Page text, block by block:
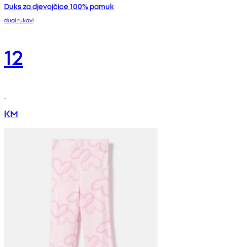
Duks za djevojčice 100% pamuk
dugi rukavi
12
KM